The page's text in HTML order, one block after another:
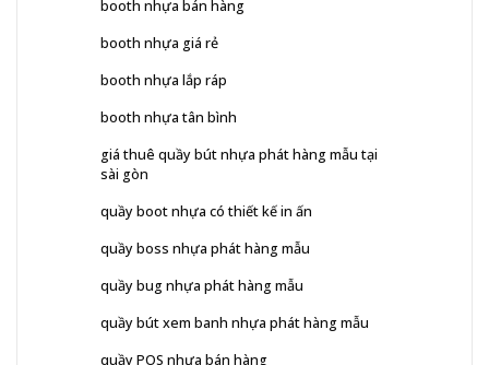
booth nhựa bán hàng
booth nhựa giá rẻ
booth nhựa lắp ráp
booth nhựa tân bình
giá thuê quầy bút nhựa phát hàng mẫu tại
sài gòn
quầy boot nhựa có thiết kế in ấn
quầy boss nhựa phát hàng mẫu
quầy bug nhựa phát hàng mẫu
quầy bút xem banh nhựa phát hàng mẫu
quầy POS nhựa bán hàng